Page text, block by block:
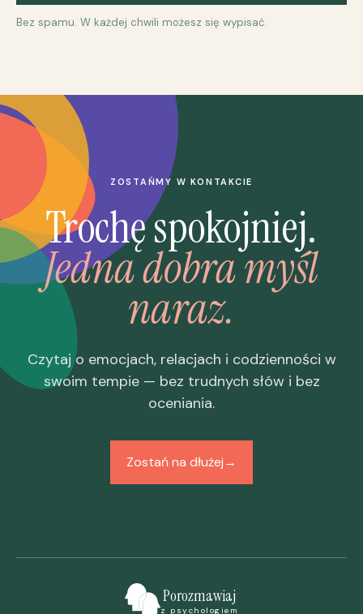
Bez spamu. W każdej chwili możesz się wypisać.
ZOSTAŃMY W KONTAKCIE
Trochę spokojniej.
Jedna dobra myśl
naraz.
Czytaj o emocjach, relacjach i codzienności w
swoim tempie — bez trudnych słów i bez
oceniania.
Zostań na dłużej→
Porozmawiaj
z psychologiem